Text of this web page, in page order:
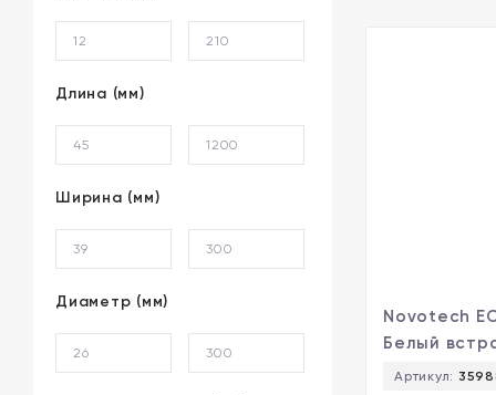
Длина (мм)
Ширина (мм)
Диаметр (мм)
Novotech
Белый
Артикул: